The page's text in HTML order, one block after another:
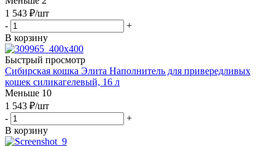
1 543 ₽/шт
-
+
В корзину
Быстрый просмотр
Сибирская кошка Элита Наполнитель для привередливых
кошек силикагелевый, 16 л
Меньше 10
1 543 ₽/шт
-
+
В корзину